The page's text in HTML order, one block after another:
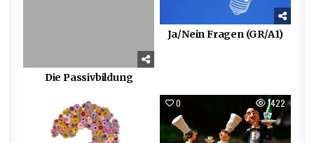
Die Passivbildung
Ja/Nein Fragen (GR/A1)
0 1422